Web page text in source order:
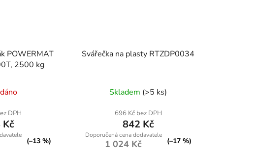
POWERMAT
2500 kg
DPH
(–13 %)
Svářečka na plasty RTZDP0034
Skladem (>5 ks)
696 Kč bez DPH
842 Kč
1 024 Kč (–17 %)